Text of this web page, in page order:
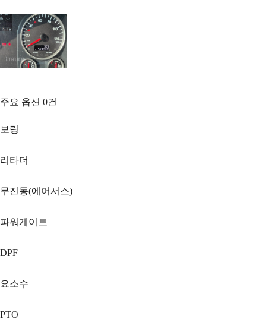
주요 옵션 0건
보링
리타더
무진동(에어서스)
파워게이트
DPF
요소수
PTO